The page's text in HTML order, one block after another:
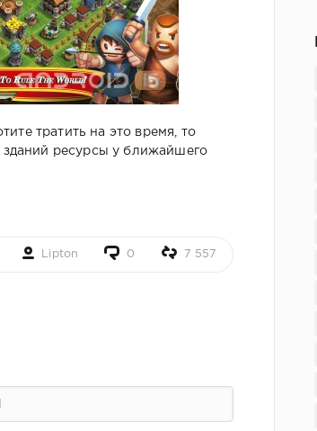
тратить на это время, то
ресурсы у ближайшего
Lipton 0 7 557